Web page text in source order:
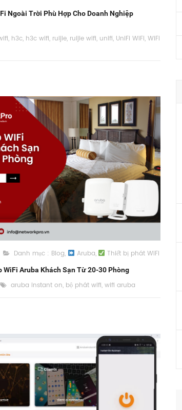
Ngoài Trời Phù Hợp Cho Doanh Nghiệp
, h3c, h3c wifi, ruijie, ruijie wifi, unifi, UniFi WiFi, WiFi
Danh mục : Blog, Aruba, Thiết bị phát WiFi
WiFi Aruba Khách Sạn Từ 20-30 Phòng
aruba instant on, bộ phát wifi, wifi aruba